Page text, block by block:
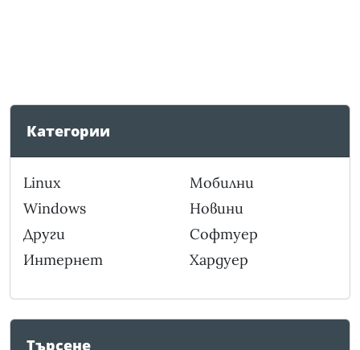
Категории
Linux
Windows
Други
Интернет
Мобилни
Новини
Софтуер
Хардуер
Търсене